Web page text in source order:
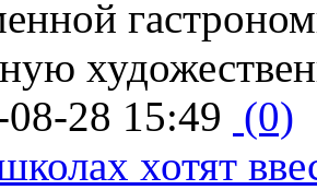
28 15:49 (0)
хотят